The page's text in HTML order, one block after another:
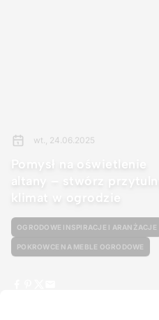
wt., 24.06.2025
Pomysł na oświetlenie
altany – stwórz przytulny
klimat w ogrodzie
OGRODOWE INSPIRACJE I ARANŻACJE
POKROWCE NA MEBLE OGRODOWE